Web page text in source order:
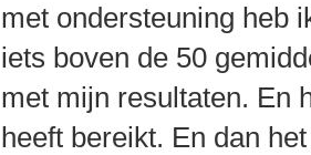
met ondersteuning heb
iets boven de 50
met mijn resultaten. En
heeft bereikt. En dan